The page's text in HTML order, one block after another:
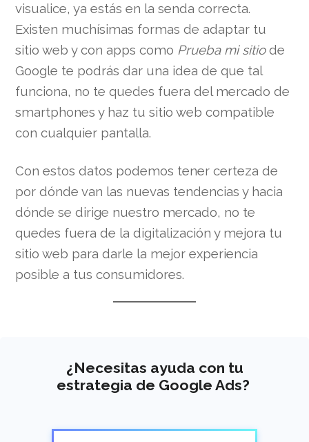
visualice, ya estás en la senda correcta.
Existen muchísimas formas de adaptar tu
sitio web y con apps como Prueba mi sitiode
Google te podrás dar una idea de que tal
funciona, no te quedes fuera del mercado de
smartphones y haz tu sitio web compatible
con cualquier pantalla.
Con estos datos podemos tener certeza de
por dónde van las nuevas tendencias y hacia
dónde se dirige nuestro mercado, no te
quedes fuera de la digitalización y mejora tu
sitio web para darle la mejor experiencia
posible a tus consumidores.
¿Necesitas ayuda con tu
estrategia de Google Ads?